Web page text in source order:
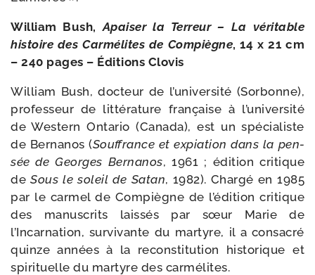
William Bush,Apaiser la Terreur – La véri­table
his­toire des Carmélites de Compiègne, 14 x 21 cm
– 240 pages – Éditions Clovis
William Bush, doc­teur de l’université (Sorbonne),
pro­fes­seur de lit­té­ra­ture fran­çaise à l’université
de Western Ontario (Canada), est un spé­cia­liste
de Bernanos (Souffrance et expia­tion dans la pen­
sée de Georges Bernanos, 1961 ; édi­tion cri­tique
deSous le soleil de Satan, 1982). Chargé en 1985
par le car­mel de Compiègne de l’édition cri­tique
des manus­crits lais­sés par sœur Marie de
l’Incarnation, sur­vi­vante du mar­tyre, il a consa­cré
quinze années à la recons­ti­tu­tion his­to­rique et
spi­ri­tuelle du mar­tyre des carmélites.